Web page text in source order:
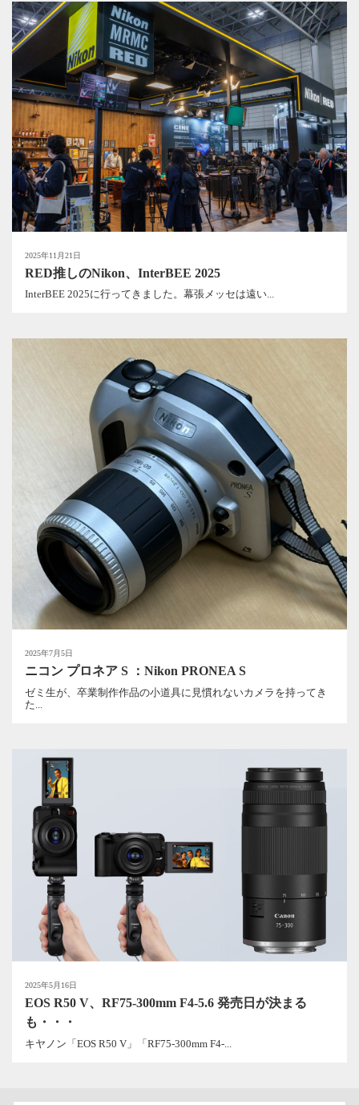
2025年11月21日
RED推しのNikon、InterBEE 2025
InterBEE 2025に行ってきました。幕張メッセは遠い...
2025年7月5日
ニコン プロネア S ：Nikon PRONEA S
ゼミ生が、卒業制作作品の小道具に見慣れないカメラを持ってき
た...
2025年5月16日
EOS R50 V、RF75-300mm F4-5.6 発売日が決まる
も・・・
キヤノン「EOS R50 V」「RF75-300mm F4-...